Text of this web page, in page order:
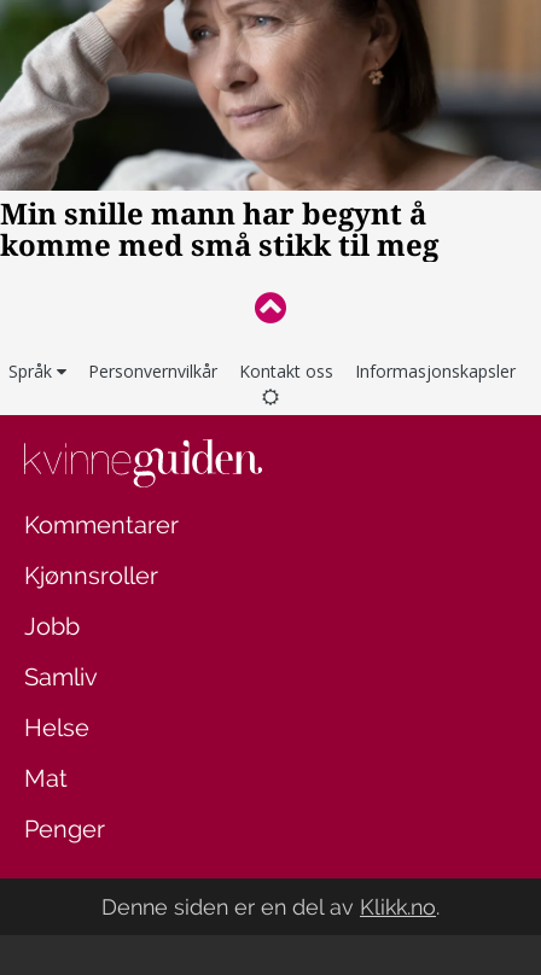
Språk Personvernvilkår Kontakt oss Informasjonskapsler
Kommentarer
Kjønnsroller
Jobb
Samliv
Helse
Mat
Penger
Denne siden er en del av Klikk.no.